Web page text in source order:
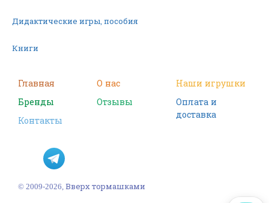
Дидактические игры, пособия
Книги
Фигурки
Наборы для творчества
Пазлы
Главная О нас
Наши игрушки
Бренды
Отзывы
Оплата и
доставка
Контакты
© 2009-2026, Вверх тормашками